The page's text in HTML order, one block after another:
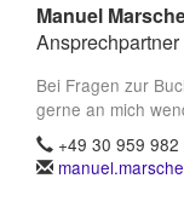
Manuel
Bei Fragen zur
gerne an mich
+49 30 959 982